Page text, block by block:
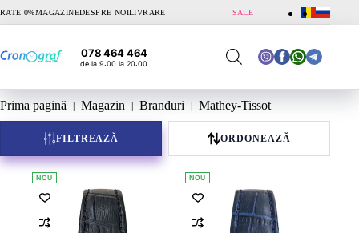
RATE 0%MAGAZINEDESPRE NOILIVRARE SALE
078 464 464
de la 9:00 la 20:00
Prima pagină Magazin Branduri Mathey-Tissot
FILTREAZĂ ORDONEAZĂ
NOU NOU